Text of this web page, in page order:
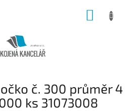
č. 300 průměr 4
ks 31073008